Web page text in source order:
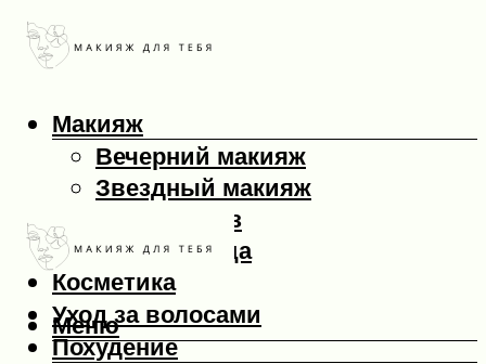
Макияж
Вечерний макияж
Звездный макияж
Макияж глаз
Макияж лица
Косметика
Уход за волосами
Похудение
Меню